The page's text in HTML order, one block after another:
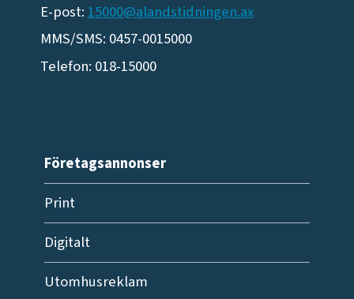
E-post: 15000@alandstidningen.ax
MMS/SMS: 0457-0015000
Telefon: 018-15000
Företagsannonser
Print
Digitalt
Utomhusreklam